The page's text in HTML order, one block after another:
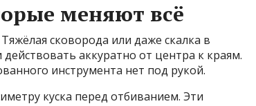
меняют всё
сковорода или даже скалка в
аккуратно от центра к краям.
инструмента нет под рукой.
куска перед отбиванием. Эти